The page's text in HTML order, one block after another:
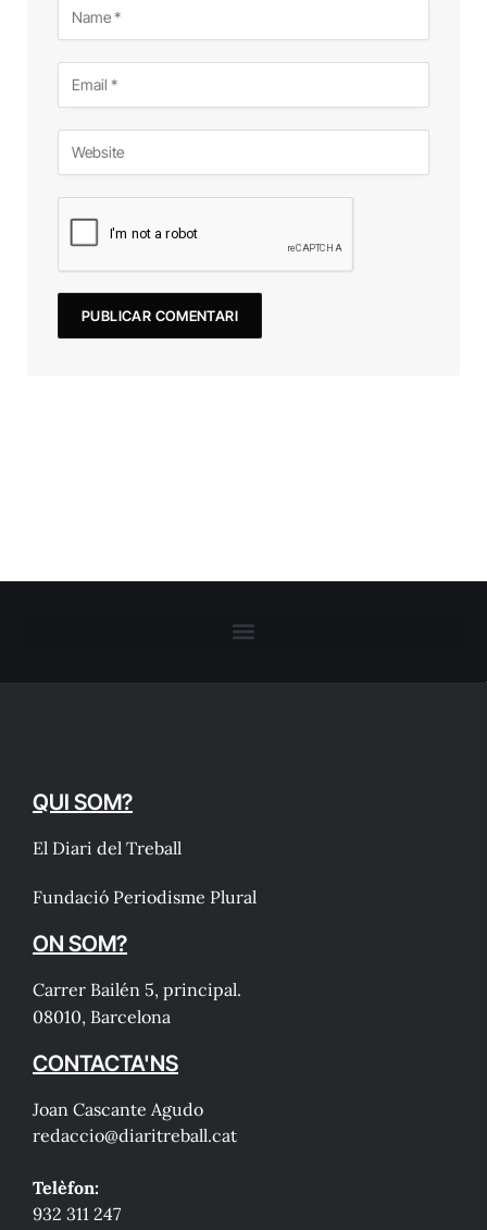
QUI SOM?
El Diari del Treball
Fundació Periodisme Plural
ON SOM?
Carrer Bailén 5, principal.
08010, Barcelona
CONTACTA'NS
Joan Cascante Agudo
redaccio@diaritreball.cat
Telèfon:
932 311 247